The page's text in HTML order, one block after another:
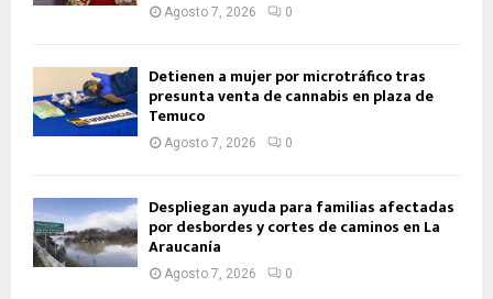
Agosto 7, 2026 0
Detienen a mujer por microtráfico tras
presunta venta de cannabis en plaza de
Temuco
Agosto 7, 2026 0
Despliegan ayuda para familias afectadas
por desbordes y cortes de caminos en La
Araucanía
Agosto 7, 2026 0